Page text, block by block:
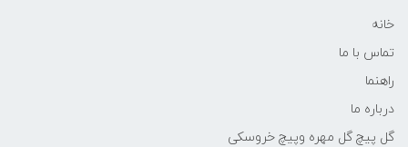
خانه
تماس با ما
راهنما
درباره ما
گل پیچ گل مهره وپیچ خروسکی